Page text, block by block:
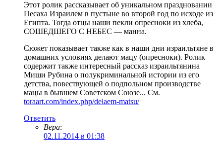
Этот ролик рассказывает об уникальном праздновании
Песаха Израилем в пустыне во второй год по исходе из
Египта. Тогда отцы наши пекли опресноки из хлеба,
СОШЕДШЕГО С НЕБЕС — манна.
Сюжет показывает также как в наши дни израильтяне в
домашних условиях делают мацу (опресноки). Ролик
содержит также интересный рассказ израильтянина
Миши Рубина о полукриминальной истории из его
детства, повествующей о подпольном производстве
мацы в бывшем Советском Союзе... См.
toraart.com/index.php/delaem-matsu/
Ответить
Вера:
02.11.2014 в 01:38